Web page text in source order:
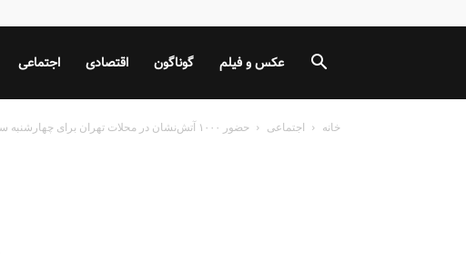
اجتماعی اقتصادی گوناگون عکس و فیلم
خانه اجتماعی حضور ۱۰۰۰ آتش‌نشان در محلات تهران برای چهارشنبه سوری